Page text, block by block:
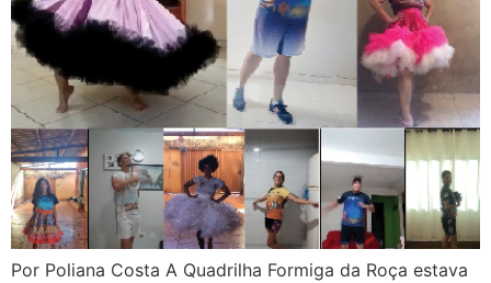
Por Poliana Costa A Quadrilha Formiga da Roça estava